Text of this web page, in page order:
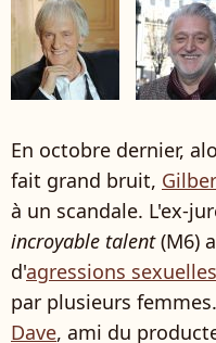
En octobre dernier,
fait grand bruit,
à un scandale. L'ex-
incroyable talent(M6)
d'agressions sexuelles
par plusieurs
Dave, ami du